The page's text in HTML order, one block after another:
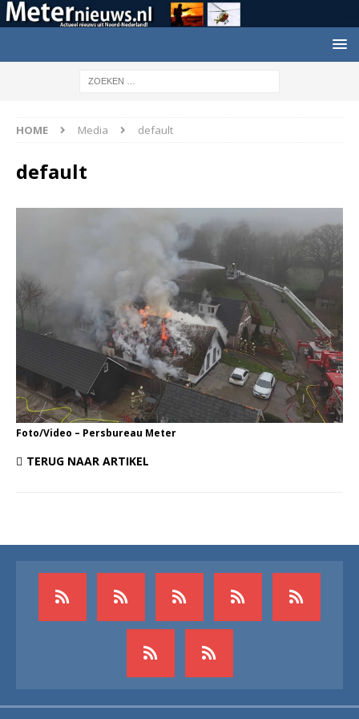
HOME Media default
default
Foto/Video – Persbureau Meter
TERUG NAAR ARTIKEL